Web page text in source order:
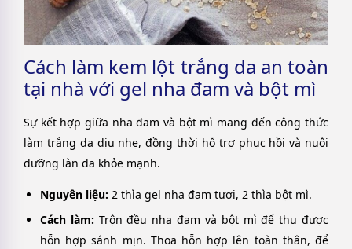
Cách làm kem lột trắng da an toàn
tại nhà với gel nha đam và bột mì
Sự kết hợp giữa nha đam và bột mì mang đến công thức
làm trắng da dịu nhẹ, đồng thời hỗ trợ phục hồi và nuôi
dưỡng làn da khỏe mạnh.
Nguyên liệu: 2 thìa gel nha đam tươi, 2 thìa bột mì.
Cách làm: Trộn đều nha đam và bột mì để thu được
hỗn hợp sánh mịn. Thoa hỗn hợp lên toàn thân, để